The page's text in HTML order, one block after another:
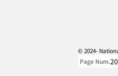
© 2024-
Page Num.